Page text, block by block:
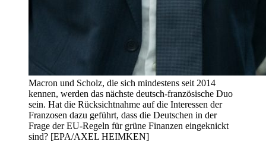
Macron und Scholz, die sich mindestens seit 2014
kennen, werden das nächste deutsch-französische Duo
sein. Hat die Rücksichtnahme auf die Interessen der
Franzosen dazu geführt, dass die Deutschen in der
Frage der EU-Regeln für grüne Finanzen eingeknickt
sind? [EPA/AXEL HEIMKEN]